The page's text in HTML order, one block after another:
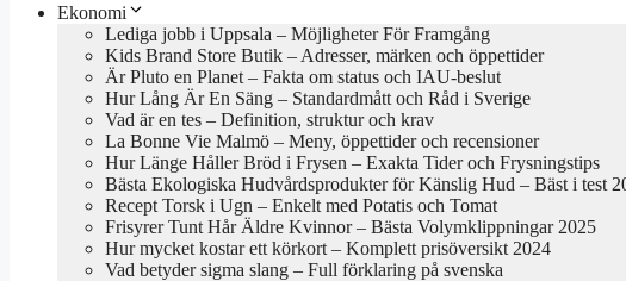
Ekonomi
Lediga jobb i Uppsala – Möjligheter För Framgång
Kids Brand Store Butik – Adresser, märken och öppettider
Är Pluto en Planet – Fakta om status och IAU-beslut
Hur Lång Är En Säng – Standardmått och Råd i Sverige
Vad är en tes – Definition, struktur och krav
La Bonne Vie Malmö – Meny, öppettider och recensioner
Hur Länge Håller Bröd i Frysen – Exakta Tider och Frysningstips
Bästa Ekologiska Hudvårdsprodukter för Känslig Hud – Bäst i test
Recept Torsk i Ugn – Enkelt med Potatis och Tomat
Frisyrer Tunt Hår Äldre Kvinnor – Bästa Volymklippningar 2025
Hur mycket kostar ett körkort – Komplett prisöversikt 2024
Vad betyder sigma slang – Full förklaring på svenska